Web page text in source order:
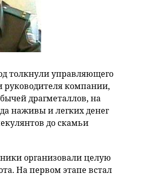
толкнули управляющего
руководителя компании,
драгметаллов, на
наживы и легких денег
до скамьи
организовали целую
На первом этапе встал